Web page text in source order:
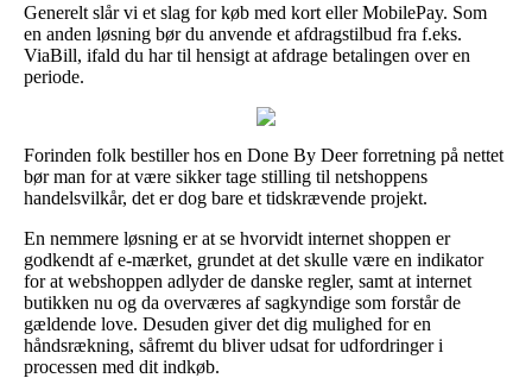
Generelt slår vi et slag for køb med kort eller MobilePay. Som
en anden løsning bør du anvende et afdragstilbud fra f.eks.
ViaBill, ifald du har til hensigt at afdrage betalingen over en
periode.
Forinden folk bestiller hos en Done By Deer forretning på nettet
bør man for at være sikker tage stilling til netshoppens
handelsvilkår, det er dog bare et tidskrævende projekt.
En nemmere løsning er at se hvorvidt internet shoppen er
godkendt af e-mærket, grundet at det skulle være en indikator
for at webshoppen adlyder de danske regler, samt at internet
butikken nu og da overværes af sagkyndige som forstår de
gældende love. Desuden giver det dig mulighed for en
håndsrækning, såfremt du bliver udsat for udfordringer i
processen med dit indkøb.